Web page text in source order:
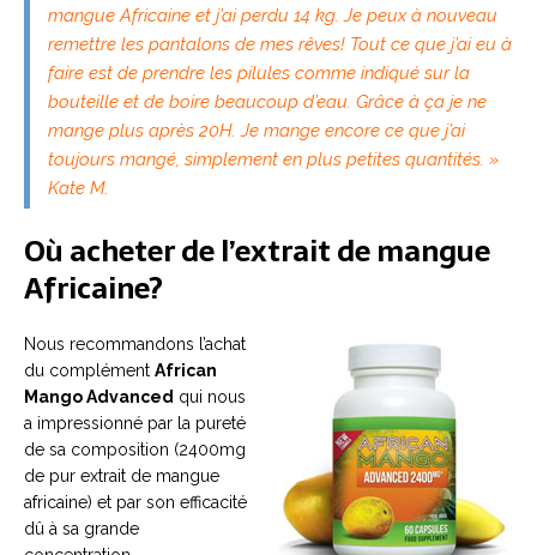
mangue Africaine et j’ai perdu 14 kg. Je peux à nouveau
remettre les pantalons de mes rêves! Tout ce que j’ai eu à
faire est de prendre les pilules comme indiqué sur la
bouteille et de boire beaucoup d’eau. Grâce à ça je ne
mange plus après 20H. Je mange encore ce que j’ai
toujours mangé, simplement en plus petites quantités. »
Kate M.
Où acheter de l’extrait de mangue
Africaine?
Nous recommandons l’achat
du complément African
Mango Advanced qui nous
a impressionné par la pureté
de sa composition (2400mg
de pur extrait de mangue
africaine) et par son efficacité
dû à sa grande